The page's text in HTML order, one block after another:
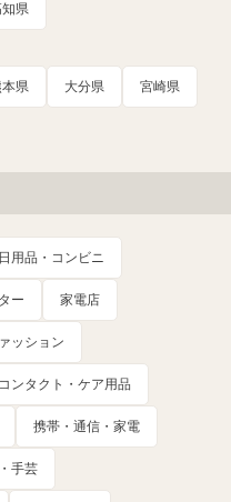
県
県 大分県 宮崎県
用品・コンビニ
ー 家電店
ッション
ンタクト・ケア用品
携帯・通信・家電
手芸